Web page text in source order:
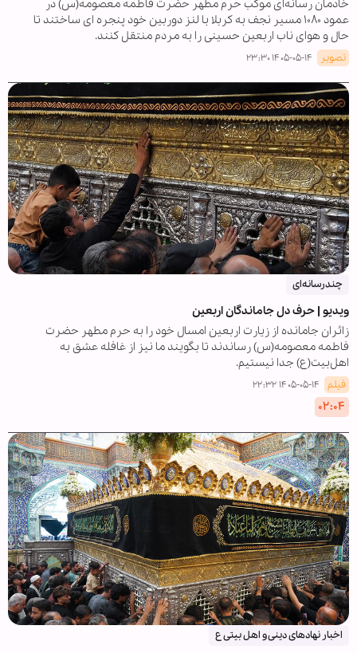
خادمان رسانه‌ای موکب حرم مطهر حضرت فاطمه معصومه(س) در
عمود ۱۰۸۰ مسیر نجف به کربلا با لنز دوربین خود پنجره ای ساختند تا
حال و هوای ناب اربعین حسینی را به مردم منتقل کنند.
تصویر ۱۴۰۵-۰۵-۱۴ ۲۳:۳۰
چندرسانه‌ای
ویدیو | حرف دل جاماندگان اربعین
زائران جامانده از زیارت اربعین امسال خود را به حرم مطهر حضرت
فاطمه معصومه(س) رساندند تا بگویند ما نیز از غافله عشق به
اهل‌بیت(ع) جدا نیستیم.
فیلم ۱۴۰۵-۰۵-۱۴ ۲۲:۳۲
۰۲:۰۴
اخبار نهادهای دینی و اهل بیتی ع